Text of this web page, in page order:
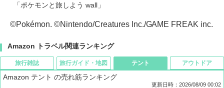
「ポケモンと旅しよう wall」
©Pokémon. ©Nintendo/Creatures Inc./GAME FREAK inc.
Amazon トラベル関連ランキング
旅行雑誌 旅行ガイド・地図 テント
Amazon テント の売れ筋ランキング
更新日時：2026/08/09 00:02
アウトドア